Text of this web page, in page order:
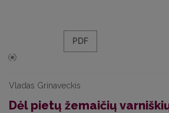
PDF
Vladas Grinaveckis
Dėl pietų žemaičių